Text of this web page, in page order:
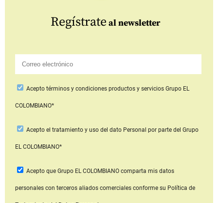
Regístrate al newsletter
Aceptotérminos y condiciones productos y serviciosGrupo EL
COLOMBIANO*
Acepto el tratamiento y uso del dato Personal por parte del Grupo
EL COLOMBIANO*
Acepto que Grupo EL COLOMBIANOcomparta mis datos
personales con terceros aliados comerciales conforme su Política de